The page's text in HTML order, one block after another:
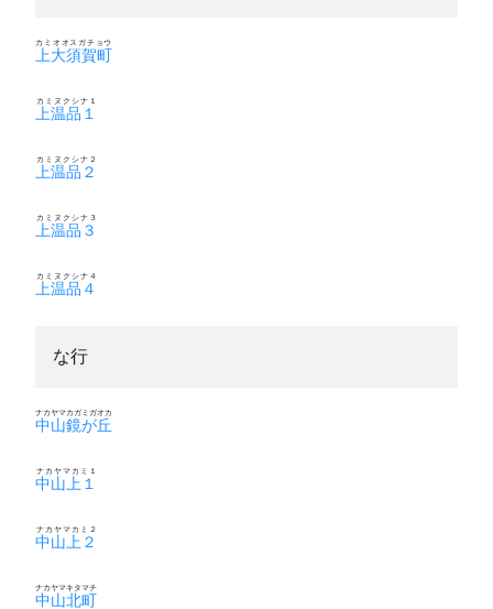
上大須賀町
カミオオスガチョウ
上温品１
カミヌクシナ１
上温品２
カミヌクシナ２
上温品３
カミヌクシナ３
上温品４
カミヌクシナ４
な行
中山鏡が丘
ナカヤマカガミガオカ
中山上１
ナカヤマカミ１
中山上２
ナカヤマカミ２
中山北町
ナカヤマキタマチ